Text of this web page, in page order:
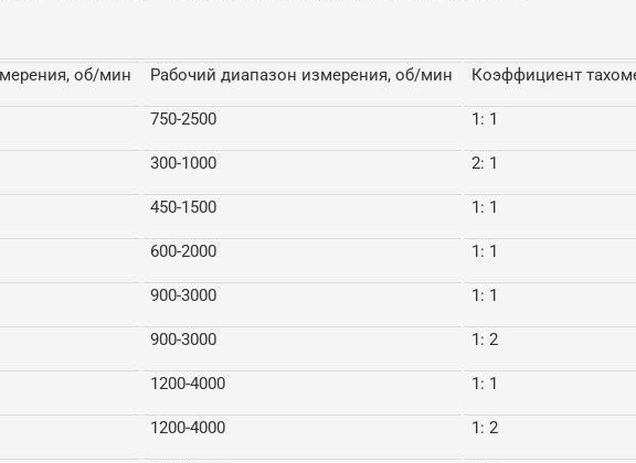
об/мин Рабочий диапазон измерения, об/мин Коэффициент
750-2500 1: 1
300-1000 2: 1
450-1500 1: 1
600-2000 1: 1
900-3000 1: 1
900-3000 1: 2
1200-4000 1: 1
1200-4000 1: 2